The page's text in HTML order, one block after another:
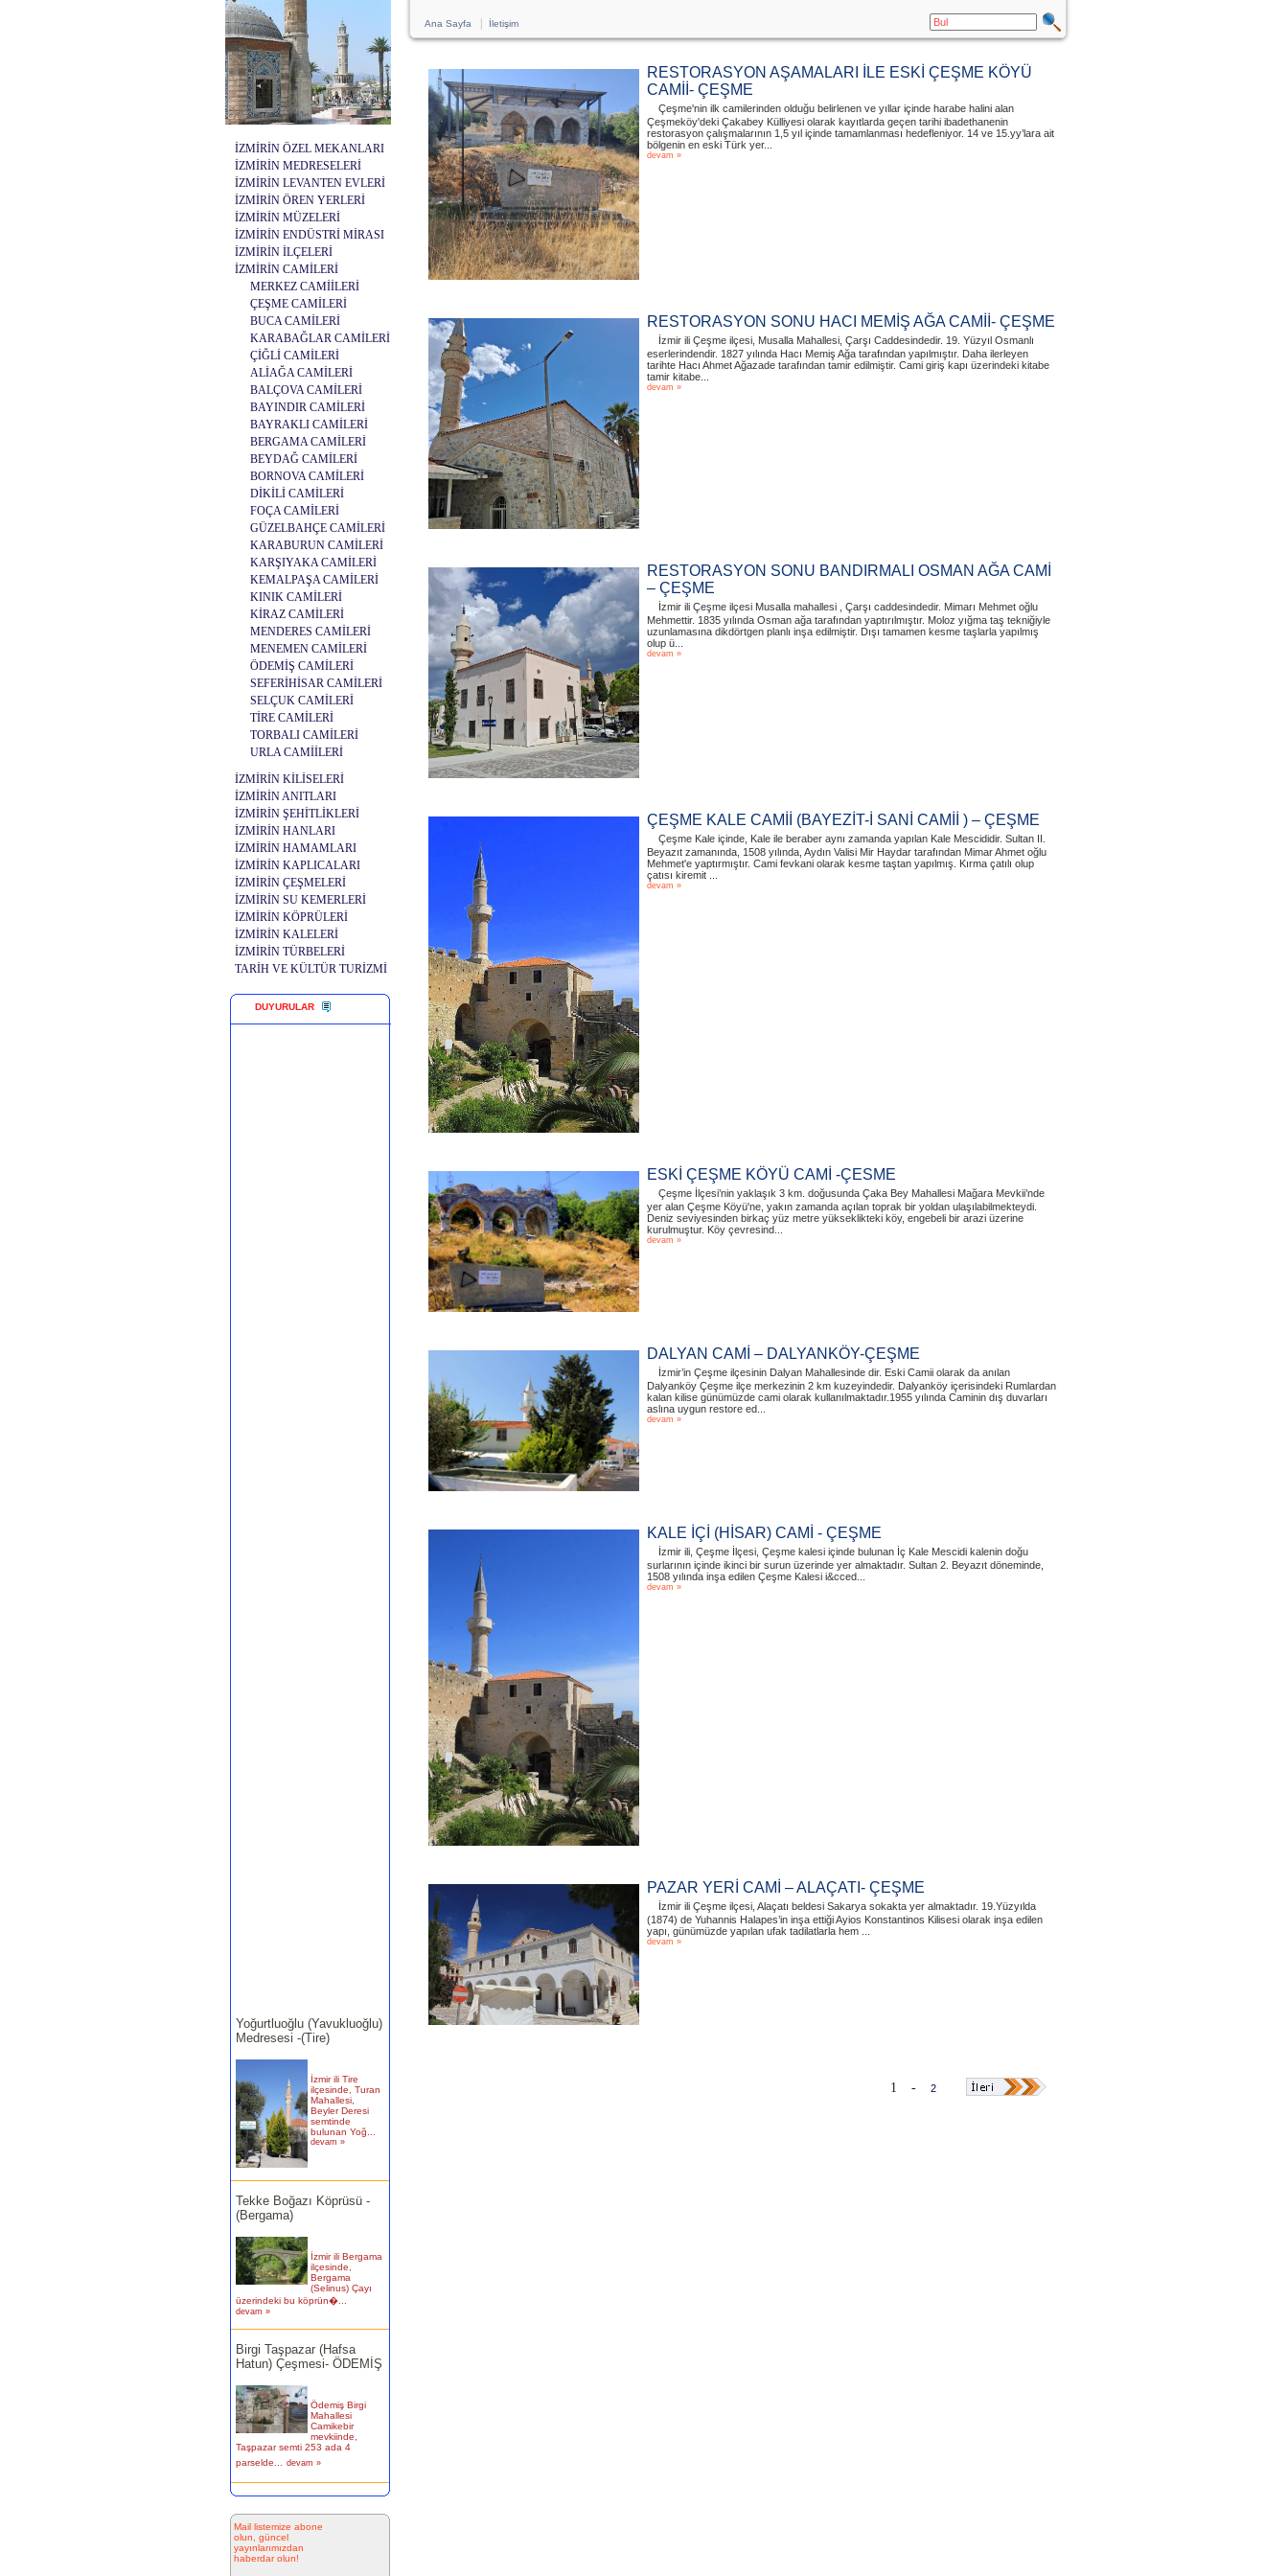
İZMİRİN ÖZEL MEKANLARI
İZMİRİN MEDRESELERİ
İZMİRİN LEVANTEN EVLERİ
İZMİRİN ÖREN YERLERİ
İZMİRİN MÜZELERİ
İZMİRİN ENDÜSTRİ MİRASI
İZMİRİN İLÇELERİ
İZMİRİN CAMİLERİ
MERKEZ CAMİİLERİ
ÇEŞME CAMİLERİ
BUCA CAMİLERİ
KARABAĞLAR CAMİLERİ
ÇİĞLİ CAMİLERİ
ALİAĞA CAMİLERİ
BALÇOVA CAMİLERİ
BAYINDIR CAMİLERİ
BAYRAKLI CAMİLERİ
BERGAMA CAMİLERİ
BEYDAĞ CAMİLERİ
BORNOVA CAMİLERİ
DİKİLİ CAMİLERİ
FOÇA CAMİLERİ
GÜZELBAHÇE CAMİLERİ
KARABURUN CAMİLERİ
KARŞIYAKA CAMİLERİ
KEMALPAŞA CAMİLERİ
KINIK CAMİLERİ
KİRAZ CAMİLERİ
MENDERES CAMİLERİ
MENEMEN CAMİLERİ
ÖDEMİŞ CAMİLERİ
SEFERİHİSAR CAMİLERİ
SELÇUK CAMİLERİ
TİRE CAMİLERİ
TORBALI CAMİLERİ
URLA CAMİİLERİ
İZMİRİN KİLİSELERİ
İZMİRİN ANITLARI
İZMİRİN ŞEHİTLİKLERİ
İZMİRİN HANLARI
İZMİRİN HAMAMLARI
İZMİRİN KAPLICALARI
İZMİRİN ÇEŞMELERİ
İZMİRİN SU KEMERLERİ
İZMİRİN KÖPRÜLERİ
İZMİRİN KALELERİ
İZMİRİN TÜRBELERİ
TARİH VE KÜLTÜR TURİZMİ
DUYURULAR
Medresesi -(Tire)
ilçesinde, Turan
Mahallesi,
Beyler Deresi
semtinde
bulunan Yoğ...
devam »
(Bergama)
ilçesinde,
Bergama
(Selinus) Çayı
üzerindeki bu köprün�...
devam »
Hatun) Çeşmesi- ÖDEMİŞ
Mahallesi
Camikebir
mevkiinde,
Taşpazar semti 253 ada 4
parselde... devam »
Mail listemize abone
olun, güncel
yayınlarımızdan
haberdar olun!
Ana Sayfa| İletişim
RESTORASYON AŞAMALARI İLE ESKİ ÇEŞME KÖYÜ
CAMİİ- ÇEŞME
Çeşme'nin ilk camilerinden olduğu belirlenen ve yıllar içinde harabe halini alan
Çeşmeköy'deki Çakabey Külliyesi olarak kayıtlarda geçen tarihi ibadethanenin
restorasyon çalışmalarının 1,5 yıl içinde tamamlanması hedefleniyor. 14 ve 15.yy’lara ait
bölgenin en eski Türk yer...
devam »
RESTORASYON SONU HACI MEMİŞ AĞA CAMİİ- ÇEŞME
İzmir ili Çeşme ilçesi, Musalla Mahallesi, Çarşı Caddesindedir. 19. Yüzyıl Osmanlı
eserlerindendir. 1827 yılında Hacı Memiş Ağa tarafından yapılmıştır. Daha ilerleyen
tarihte Hacı Ahmet Ağazade tarafından tamir edilmiştir. Cami giriş kapı üzerindeki kitabe
tamir kitabe...
devam »
RESTORASYON SONU BANDIRMALI OSMAN AĞA CAMİ
– ÇEŞME
İzmir ili Çeşme ilçesi Musalla mahallesi , Çarşı caddesindedir. Mimarı Mehmet oğlu
Mehmettir. 1835 yılında Osman ağa tarafından yaptırılmıştır. Moloz yığma taş tekniğiyle
uzunlamasına dikdörtgen planlı inşa edilmiştir. Dışı tamamen kesme taşlarla yapılmış
olup ü...
devam »
ÇEŞME KALE CAMİİ (BAYEZİT-İ SANİ CAMİİ ) – ÇEŞME
Çeşme Kale içinde, Kale ile beraber aynı zamanda yapılan Kale Mescididir. Sultan II.
Beyazıt zamanında, 1508 yılında, Aydın Valisi Mir Haydar tarafından Mimar Ahmet oğlu
Mehmet'e yaptırmıştır. Cami fevkani olarak kesme taştan yapılmış. Kırma çatılı olup
çatısı kiremit ...
devam »
ESKİ ÇEŞME KÖYÜ CAMİ -ÇESME
Çeşme İlçesi’nin yaklaşık 3 km. doğusunda Çaka Bey Mahallesi Mağara Mevkii’nde
yer alan Çeşme Köyü'ne, yakın zamanda açılan toprak bir yoldan ulaşılabilmekteydi.
Deniz seviyesinden birkaç yüz metre yükseklikteki köy, engebeli bir arazi üzerine
kurulmuştur. Köy çevresind...
devam »
DALYAN CAMİ – DALYANKÖY-ÇEŞME
İzmir’in Çeşme ilçesinin Dalyan Mahallesinde dir. Eski Camii olarak da anılan
Dalyanköy Çeşme ilçe merkezinin 2 km kuzeyindedir. Dalyanköy içerisindeki Rumlardan
kalan kilise günümüzde cami olarak kullanılmaktadır.1955 yılında Caminin dış duvarları
aslına uygun restore ed...
devam »
KALE İÇİ (HİSAR) CAMİ - ÇEŞME
İzmir ili, Çeşme İlçesi, Çeşme kalesi içinde bulunan İç Kale Mescidi kalenin doğu
surlarının içinde ikinci bir surun üzerinde yer almaktadır. Sultan 2. Beyazıt döneminde,
1508 yılında inşa edilen Çeşme Kalesi i&cced...
devam »
PAZAR YERİ CAMİ – ALAÇATI- ÇEŞME
İzmir ili Çeşme ilçesi, Alaçatı beldesi Sakarya sokakta yer almaktadır. 19.Yüzyılda
(1874) de Yuhannis Halapes’in inşa ettiği Ayios Konstantinos Kilisesi olarak inşa edilen
yapı, günümüzde yapılan ufak tadilatlarla hem ...
devam »
1 - 2